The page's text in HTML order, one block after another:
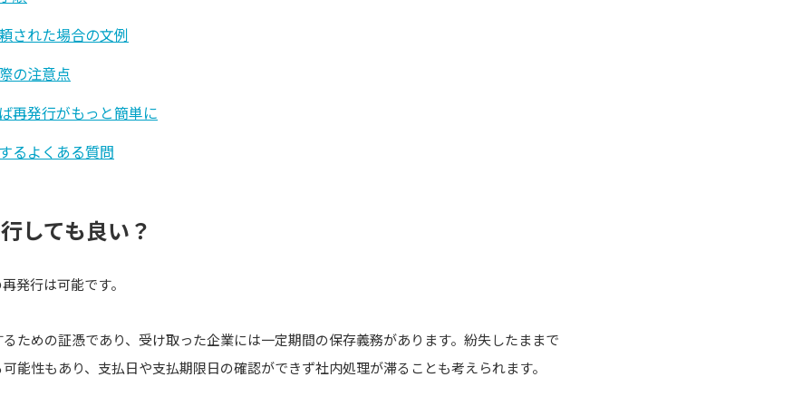
された場合の文例
の注意点
再発行がもっと簡単に
るよくある質問
しても良い？
発行は可能です。
ための証憑であり、受け取った企業には一定期間の保存義務があります。紛失したままで
能性もあり、支払日や支払期限日の確認ができず社内処理が滞ることも考えられます。